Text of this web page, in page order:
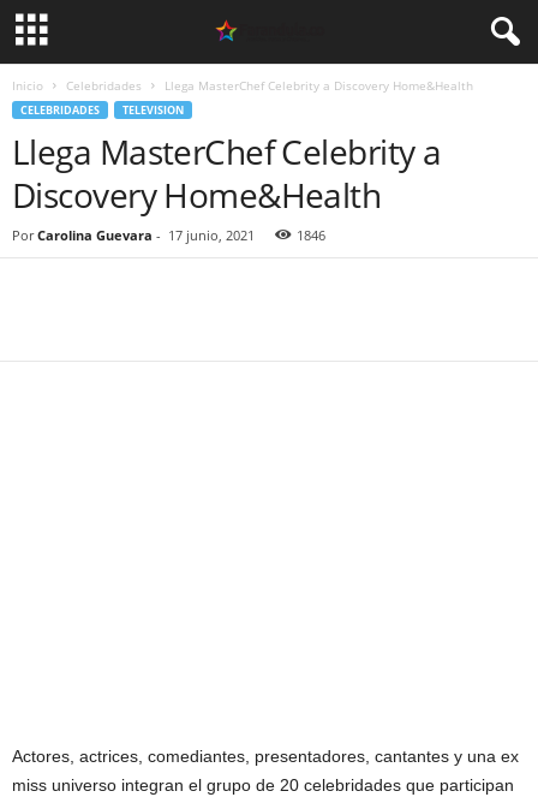
Inicio Celebridades Llega MasterChef Celebrity a Discovery Home&Health
CELEBRIDADES TELEVISION
Llega MasterChef Celebrity a
Discovery Home&Health
Por Carolina Guevara - 17 junio, 2021 1846
Actores, actrices, comediantes, presentadores, cantantes y una ex
miss universo integran el grupo de 20 celebridades que participan